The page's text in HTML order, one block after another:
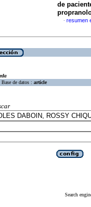
de
· resumen
Base de datos : article
Search